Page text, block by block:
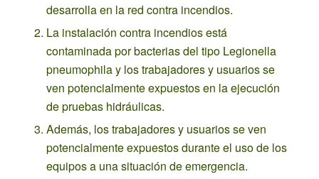
desarrolla en la red contra incendios.
La instalación contra incendios está
contaminada por bacterias del tipo Legionella
pneumophila y los trabajadores y usuarios se
ven potencialmente expuestos en la ejecución
de pruebas hidráulicas.
Además, los trabajadores y usuarios se ven
potencialmente expuestos durante el uso de los
equipos a una situación de emergencia.